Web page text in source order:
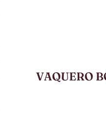
VAQUERO BOOTS